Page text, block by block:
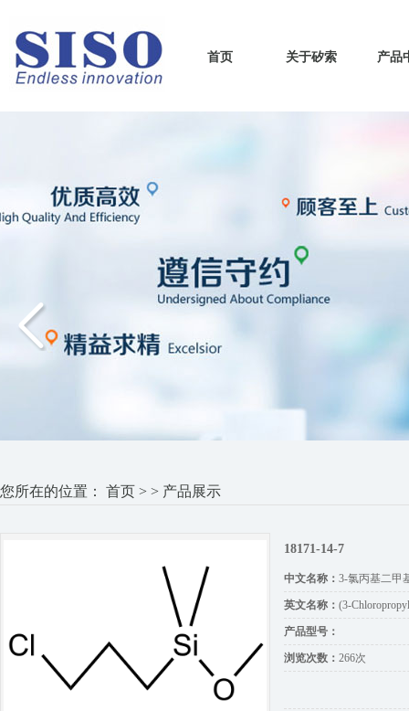
首页 关于矽索 产品
您所在的位置： 首页 > > 产品展示
18171-14-7
中文名称： 3-氯丙基二甲
英文名称： (3-
产品型号：
浏览次数： 266次